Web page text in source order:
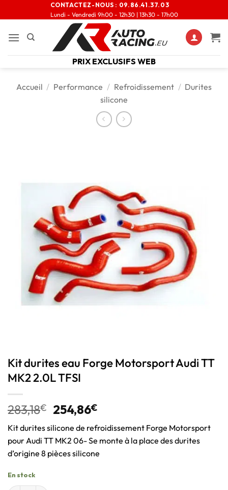
CONTACTEZ-NOUS : 09.86.41.37.03
Lundi - Vendredi 9h00 - 12h30 | 13h30 - 17h00
PRIX EXCLUSIFS WEB
Accueil / Performance / Refroidissement / Durites
silicone
Kit durites eau Forge Motorsport Audi TT
MK2 2.0L TFSI
283,18€ 254,86€
Kit durites silicone de refroidissement Forge Motorsport
pour Audi TT MK2 06- Se monte à la place des durites
d’origine 8 pièces silicone
En stock